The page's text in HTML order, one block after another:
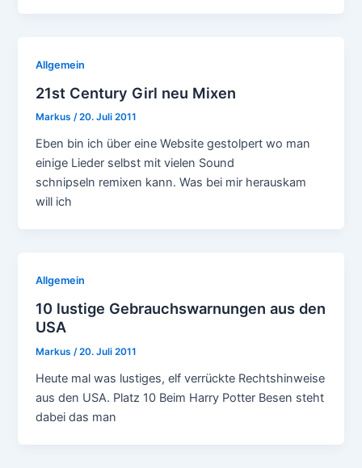
Allgemein
21st Century Girl neu Mixen
Markus/20. Juli 2011
Eben bin ich über eine Website gestolpert wo man
einige Lieder selbst mit vielen Sound
schnipseln remixen kann. Was bei mir herauskam
will ich
Allgemein
10 lustige Gebrauchswarnungen aus den
USA
Markus/20. Juli 2011
Heute mal was lustiges, elf verrückte Rechtshinweise
aus den USA. Platz 10 Beim Harry Potter Besen steht
dabei das man